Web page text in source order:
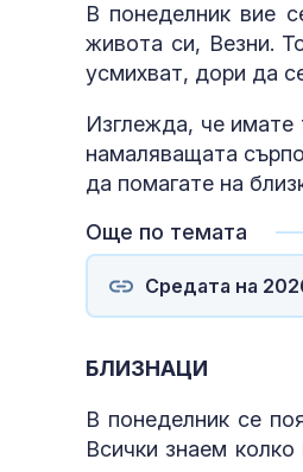
В понеделник вие
живота си, Везни.
усмихват, дори да
Изглежда, че имате
намаляващата
да помагате на
Още по темата
Средата на
БЛИЗНАЦИ
В понеделник се
Всички знаем